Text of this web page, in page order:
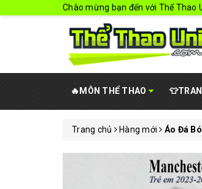
Chào mừng bạn đến với Thể Thao
🔥MÔN THỂ THAO
Trang chủ Hàng mới Áo Đá